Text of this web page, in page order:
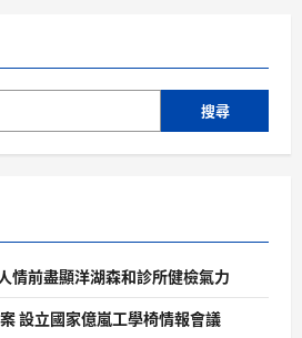
搜尋
情前盡顯洋湖森和診所健檢氣力
設立國家億嵐工學椅情報會議